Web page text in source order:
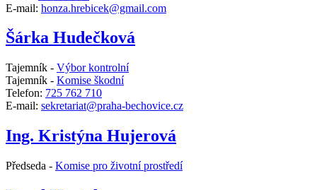
E-mail: honza.hrebicek@gmail.com
Šárka Hudečková
Tajemník - Výbor kontrolní
Tajemník - Komise škodní
Telefon: 725 762 710
E-mail: sekretariat@praha-bechovice.cz
Ing. Kristýna Hujerová
Předseda - Komise pro životní prostředí